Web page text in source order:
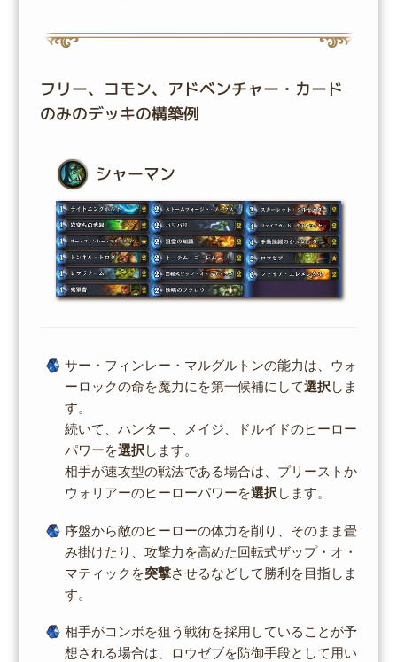
フリー、コモン、アドベンチャー・カード
のみのデッキの構築例
シャーマン
サー・フィンレー・マルグルトンの能力は、ウォ
ーロックの命を魔力にを第一候補にして選択 しま
す。
続いて、ハンター、メイジ、ドルイドのヒーロー
パワーを選択 します。
相手が速攻型の戦法である場合は、プリーストか
ウォリアーのヒーローパワーを選択 します。
序盤から敵のヒーローの体力を削り、そのまま畳
み掛けたり、攻撃力を高めた回転式ザップ・オ・
マティックを突撃させるなどして勝利を目指しま
す。
相手がコンボを狙う戦術を採用していることが予
想される場合は、ロウゼブを防御手段として用い